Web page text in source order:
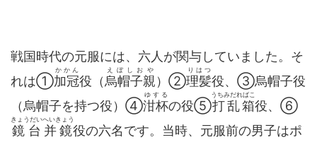
戦国時代の元服には、六人が関与していました。そ
れは①加冠
かかん
役（烏帽子親
えぼしおや
）②理髪
りはつ
役、③烏帽子役
（烏帽子を持つ役）④泔杯
ゆする
の役⑤打乱箱
うちみだればこ
役、⑥
鏡台并鏡
きょうだいへいきょう
役の六名です。当時、元服前の男子はポ